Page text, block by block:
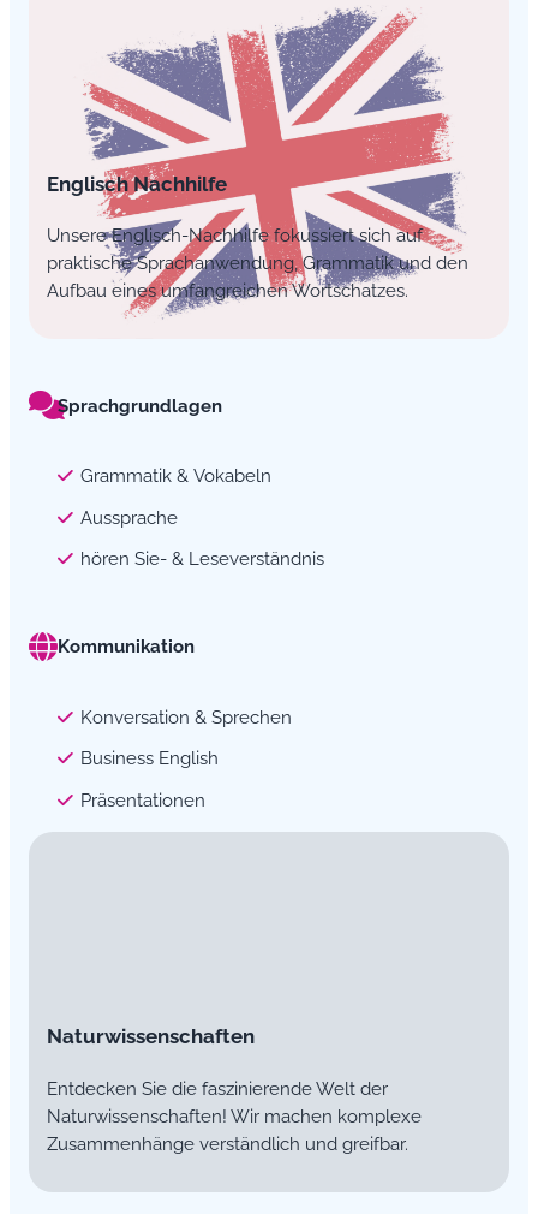
Englisch Nachhilfe
Unsere Englisch-Nachhilfe fokussiert sich auf
praktische Sprachanwendung, Grammatik und den
Aufbau eines umfangreichen Wortschatzes.
Sprachgrundlagen
Grammatik & Vokabeln
Aussprache
hören Sie- & Leseverständnis
Kommunikation
Konversation & Sprechen
Business English
Präsentationen
Naturwissenschaften
Entdecken Sie die faszinierende Welt der
Naturwissenschaften! Wir machen komplexe
Zusammenhänge verständlich und greifbar.